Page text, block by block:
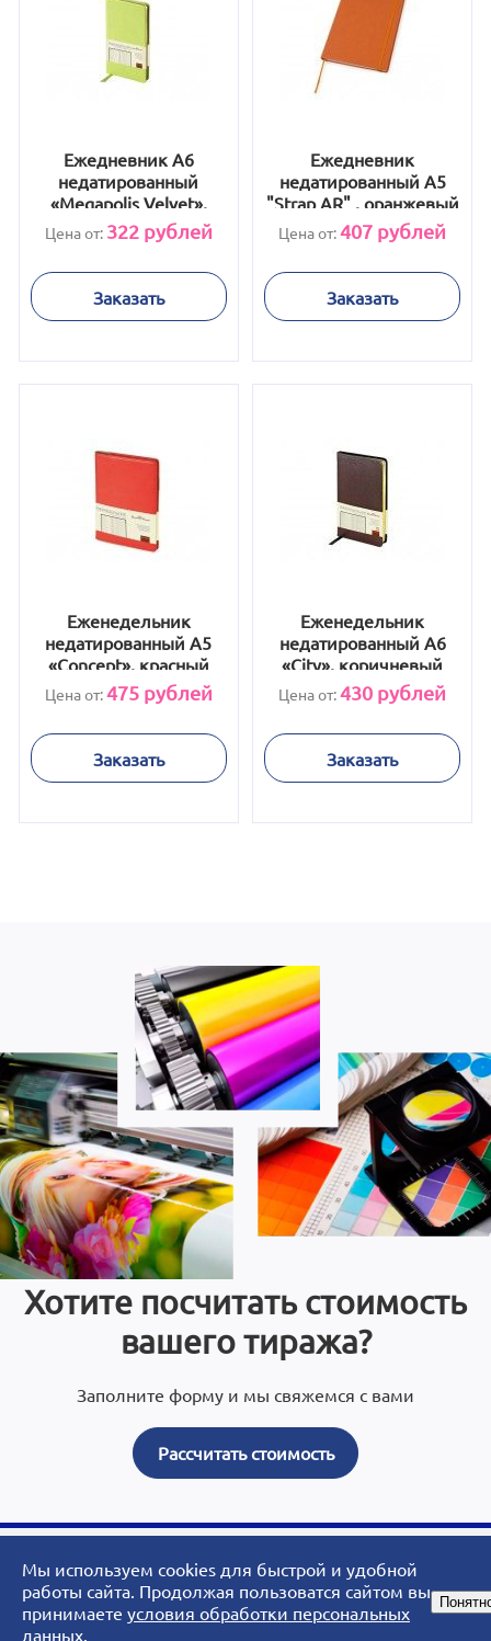
Ежедневник А6
недатированный
«Megapolis Velvet»,
салатовый
Цена от: 322 рублей
Заказать
Ежедневник
недатированный А5
"Strap AR" , оранжевый
Цена от:407 рублей
Заказать
Еженедельник
недатированный А5
«Concept», красный
Цена от:475рублей
Заказать
Еженедельник
недатированный А6
«City», коричневый
Цена от:430 рублей
Заказать
Хотите посчитать стоимость
вашего тиража?
Заполните форму и мы свяжемся с вами
Рассчитать стоимость
© 2007 - 2026 ArtoPrint.RU|«АртоПринт» - типография, рекламное
агентство, студия дизайна.
Мы используем cookies для быстрой и удобной
работы сайта. Продолжая пользоватся сайтом вы
принимаете условия обработки персональных
данных.